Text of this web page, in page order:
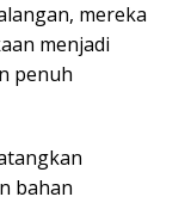
mereka
menjadi
penuh
bahan